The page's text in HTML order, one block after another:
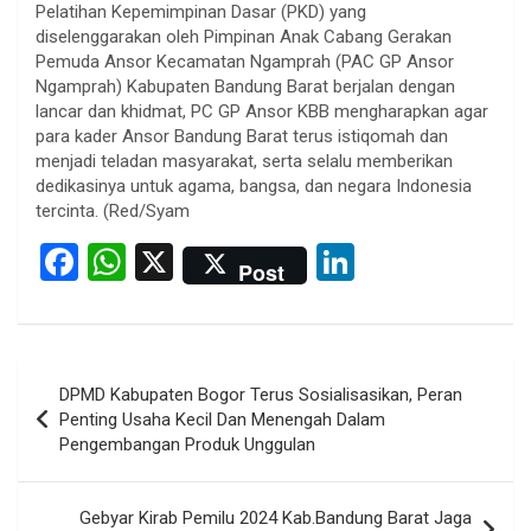
Pelatihan Kepemimpinan Dasar (PKD) yang
diselenggarakan oleh Pimpinan Anak Cabang Gerakan
Pemuda Ansor Kecamatan Ngamprah (PAC GP Ansor
Ngamprah) Kabupaten Bandung Barat berjalan dengan
lancar dan khidmat, PC GP Ansor KBB mengharapkan agar
para kader Ansor Bandung Barat terus istiqomah dan
menjadi teladan masyarakat, serta selalu memberikan
dedikasinya untuk agama, bangsa, dan negara Indonesia
tercinta. (Red/Syam
F
ce
b
o
o
k
W
at
s
A
p
p
X Post
ke
dI
n
navigation
DPMD Kabupaten Bogor Terus Sosialisasikan, Peran
Penting Usaha Kecil Dan Menengah Dalam
Pengembangan Produk Unggulan
Gebyar Kirab Pemilu 2024 Kab.Bandung Barat Jaga